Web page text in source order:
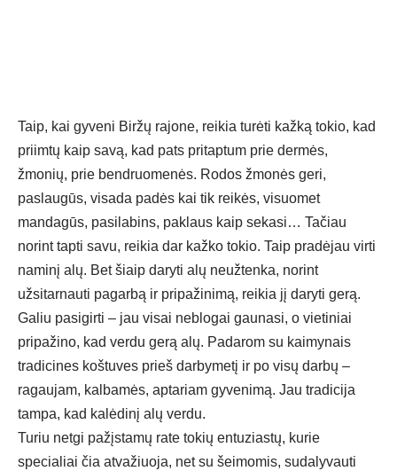
Taip, kai gyveni Biržų rajone, reikia turėti kažką tokio, kad
priimtų kaip savą, kad pats pritaptum prie dermės,
žmonių, prie bendruomenės. Rodos žmonės geri,
paslaugūs, visada padės kai tik reikės, visuomet
mandagūs, pasilabins, paklaus kaip sekasi… Tačiau
norint tapti savu, reikia dar kažko tokio. Taip pradėjau virti
naminį alų. Bet šiaip daryti alų neužtenka, norint
užsitarnauti pagarbą ir pripažinimą, reikia jį daryti gerą.
Galiu pasigirti – jau visai neblogai gaunasi, o vietiniai
pripažino, kad verdu gerą alų. Padarom su kaimynais
tradicines koštuves prieš darbymetį ir po visų darbų –
ragaujam, kalbamės, aptariam gyvenimą. Jau tradicija
tampa, kad kalėdinį alų verdu.
Turiu netgi pažįstamų rate tokių entuziastų, kurie
specialiai čia atvažiuoja, net su šeimomis, sudalyvauti